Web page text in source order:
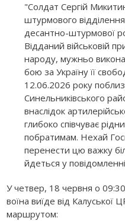
"Солдат Сергій
штурмового
десантно-штурмової
Відданий військовій
народу, мужньо
бою за Україну її
12.06.2026 року
Синельниківського
внаслідок
глибоко співчуває
побратимам. Нехай
перенести цю важку
йдеться у
У четвер, 18 червня о
воїна виїде від Калуської
маршрутом: